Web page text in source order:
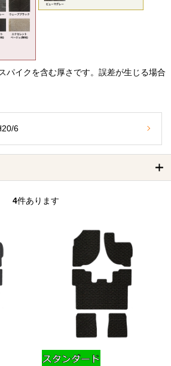
パイクを含む厚さです。誤差が生じる場合
6
4件あります